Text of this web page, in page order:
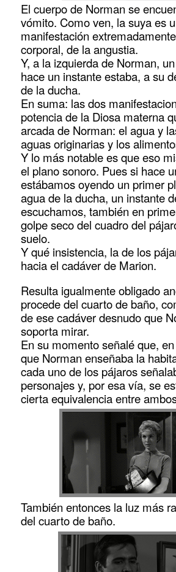
El cuerpo de Norman se
vómito. Como ven, la suya es
manifestación
corporal, de la angustia.
Y, a la izquierda de Norman,
hace un instante estaba, a su
de la ducha.
En suma: las dos
potencia de la Diosa materna
arcada de Norman: el agua y
aguas originarias y los
Y lo más notable es que eso
el plano sonoro. Pues si hace
estábamos oyendo un primer
agua de la ducha, un instante
escuchamos, también en
golpe seco del cuadro del
suelo.
Y qué insistencia, la de los
hacia el cadáver de Marion.
Resulta igualmente obligado
procede del cuarto de baño,
de ese cadáver desnudo que
soporta mirar.
En su momento señalé que,
que Norman enseñaba la
cada uno de los pájaros
personajes y, por esa vía, se
cierta equivalencia entre
También entonces la luz más
del cuarto de baño.